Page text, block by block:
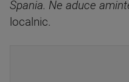
Spania. Ne aduce
localnic.